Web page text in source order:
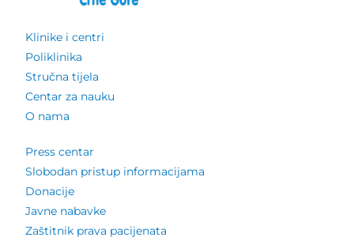
Klinike i centri
Poliklinika
Stručna tijela
Centar za nauku
O nama
Press centar
Slobodan pristup informacijama
Donacije
Javne nabavke
Zaštitnik prava pacijenata